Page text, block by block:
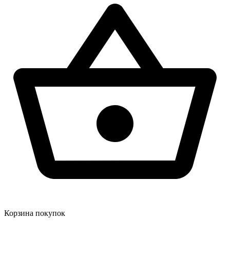
Корзина покупок